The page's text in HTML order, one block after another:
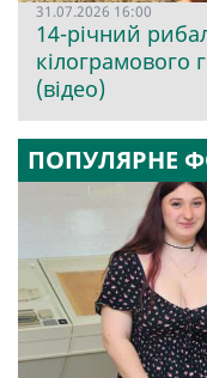
31.07.2026 16:00
14-річний
кілограмового
(відео)
ПОПУЛЯРНЕ